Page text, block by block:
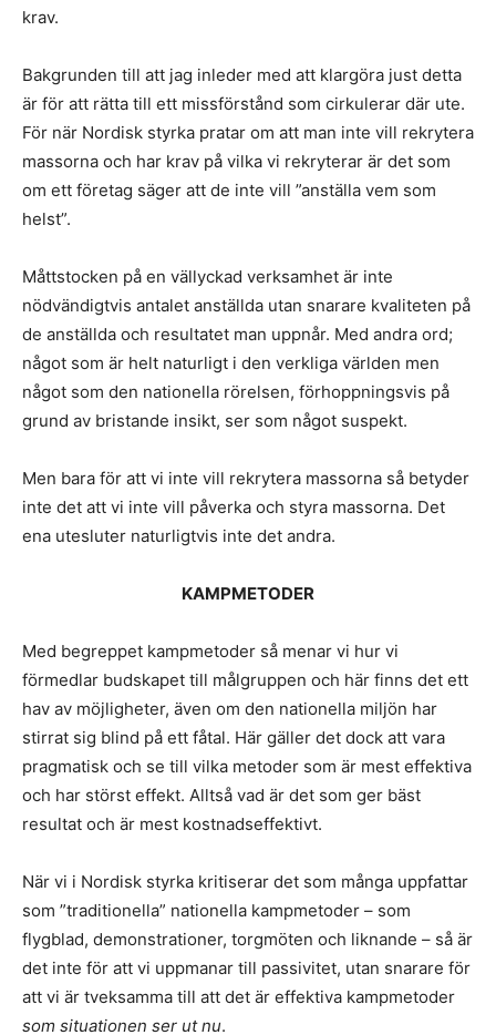
krav.
Bakgrunden till att jag inleder med att klargöra just detta
är för att rätta till ett missförstånd som cirkulerar där ute.
För när Nordisk styrka pratar om att man inte vill rekrytera
massorna och har krav på vilka vi rekryterar är det som
om ett företag säger att de inte vill ”anställa vem som
helst”.
Måttstocken på en vällyckad verksamhet är inte
nödvändigtvis antalet anställda utan snarare kvaliteten på
de anställda och resultatet man uppnår. Med andra ord;
något som är helt naturligt i den verkliga världen men
något som den nationella rörelsen, förhoppningsvis på
grund av bristande insikt, ser som något suspekt.
Men bara för att vi inte vill rekrytera massorna så betyder
inte det att vi inte vill påverka och styra massorna. Det
ena utesluter naturligtvis inte det andra.
KAMPMETODER
Med begreppet kampmetoder så menar vi hur vi
förmedlar budskapet till målgruppen och här finns det ett
hav av möjligheter, även om den nationella miljön har
stirrat sig blind på ett fåtal. Här gäller det dock att vara
pragmatisk och se till vilka metoder som är mest effektiva
och har störst effekt. Alltså vad är det som ger bäst
resultat och är mest kostnadseffektivt.
När vi i Nordisk styrka kritiserar det som många uppfattar
som ”traditionella” nationella kampmetoder – som
flygblad, demonstrationer, torgmöten och liknande – så är
det inte för att vi uppmanar till passivitet, utan snarare för
att vi är tveksamma till att det är effektiva kampmetoder
som situationen ser ut nu.